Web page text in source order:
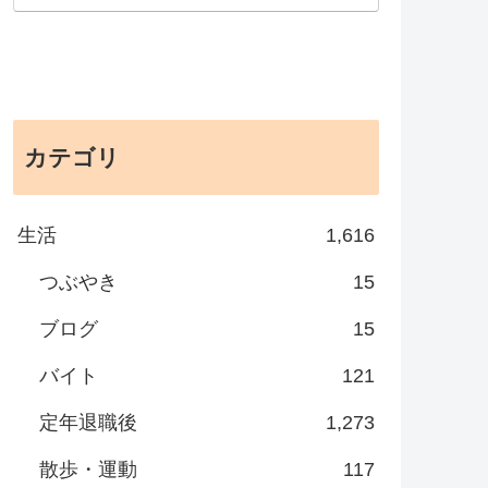
カテゴリ
生活 1,616
つぶやき 15
ブログ 15
バイト 121
定年退職後 1,273
散歩・運動 117